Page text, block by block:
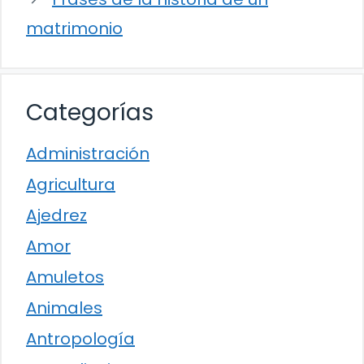
matrimonio
Categorías
Administración
Agricultura
Ajedrez
Amor
Amuletos
Animales
Antropología